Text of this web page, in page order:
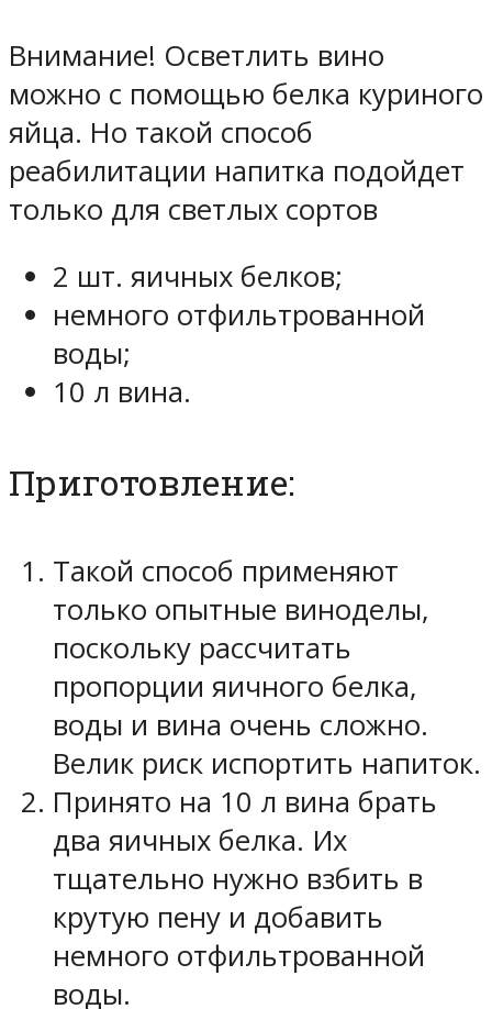
Внимание! Осветлить вино
можно с помощью белка куриного
яйца. Но такой способ
реабилитации напитка подойдет
только для светлых сортов
2 шт. яичных белков;
немного отфильтрованной
воды;
10 л вина.
Приготовление:
Такой способ применяют
только опытные виноделы,
поскольку рассчитать
пропорции яичного белка,
воды и вина очень сложно.
Велик риск испортить напиток.
Принято на 10 л вина брать
два яичных белка. Их
тщательно нужно взбить в
крутую пену и добавить
немного отфильтрованной
воды.